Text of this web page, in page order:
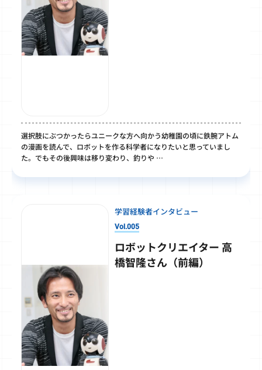
選択肢にぶつかったらユニークな方へ向かう幼稚園の頃に鉄腕アトム
の漫画を読んで、ロボットを作る科学者になりたいと思っていまし
た。でもその後興味は移り変わり、釣りや …
学習経験者インタビュー
Vol.005
ロボットクリエイター 高
橋智隆さん（前編）